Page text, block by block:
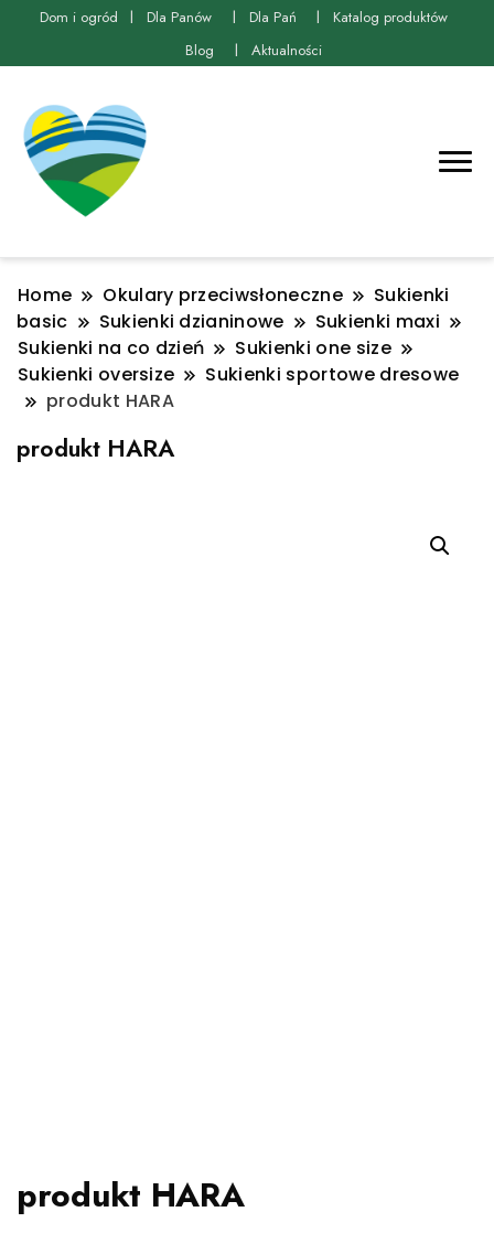
Dom i ogród Dla Panów Dla Pań
Katalog produktów
Blog
Aktualności
Home Okulary przeciwsłoneczne
Sukienki
basic
Sukienki dzianinowe
Sukienki maxi
Sukienki na co dzień
Sukienki one size
Sukienki oversize
Sukienki sportowe dresowe
produkt HARA
produkt HARA
produkt HARA